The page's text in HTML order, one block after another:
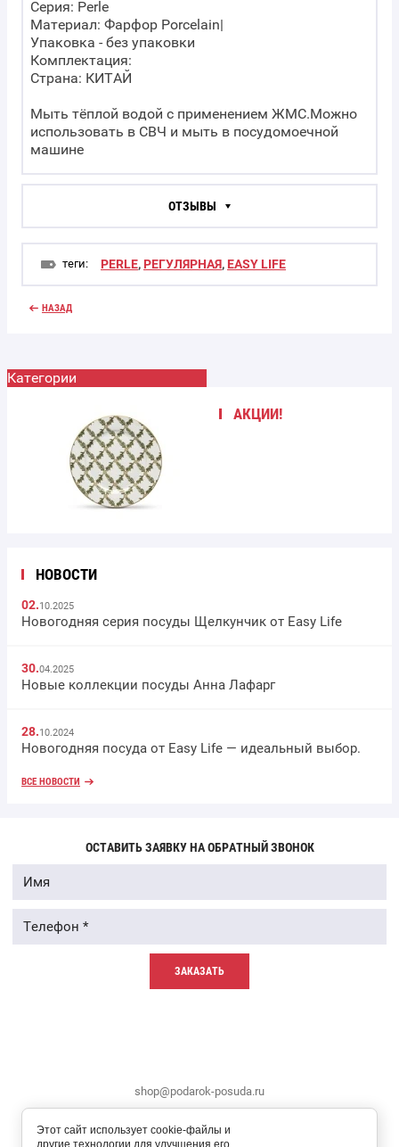
Категории
АКЦИИ!
НОВОСТИ
02.10.2025
Новогодняя серия посуды Щелкунчик от Easy Life
30.04.2025
Новые коллекции посуды Анна Лафарг
28.10.2024
Новогодняя посуда от Easy Life — идеальный выбор.
ВСЕ НОВОСТИ
Серия: Perle
Материал: Фарфор Porcelain|
Упаковка - без упаковки
Комплектация:
Страна: КИТАЙ
Мыть тёплой водой с применением ЖМС.Можно
использовать в СВЧ и мыть в посудомоечной
машине
ОТЗЫВЫ
теги: PERLE, РЕГУЛЯРНАЯ, EASY LIFE
НАЗАД
ОСТАВИТЬ ЗАЯВКУ НА ОБРАТНЫЙ ЗВОНОК
ЗАКАЗАТЬ
shop@podarok-posuda.ru
Этот сайт использует cookie-файлы и
другие технологии для улучшения его